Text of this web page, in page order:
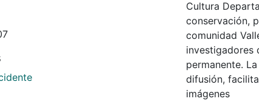
Cultura
conservación,
comunidad
investigadores
permanente.
difusión,
imágenes